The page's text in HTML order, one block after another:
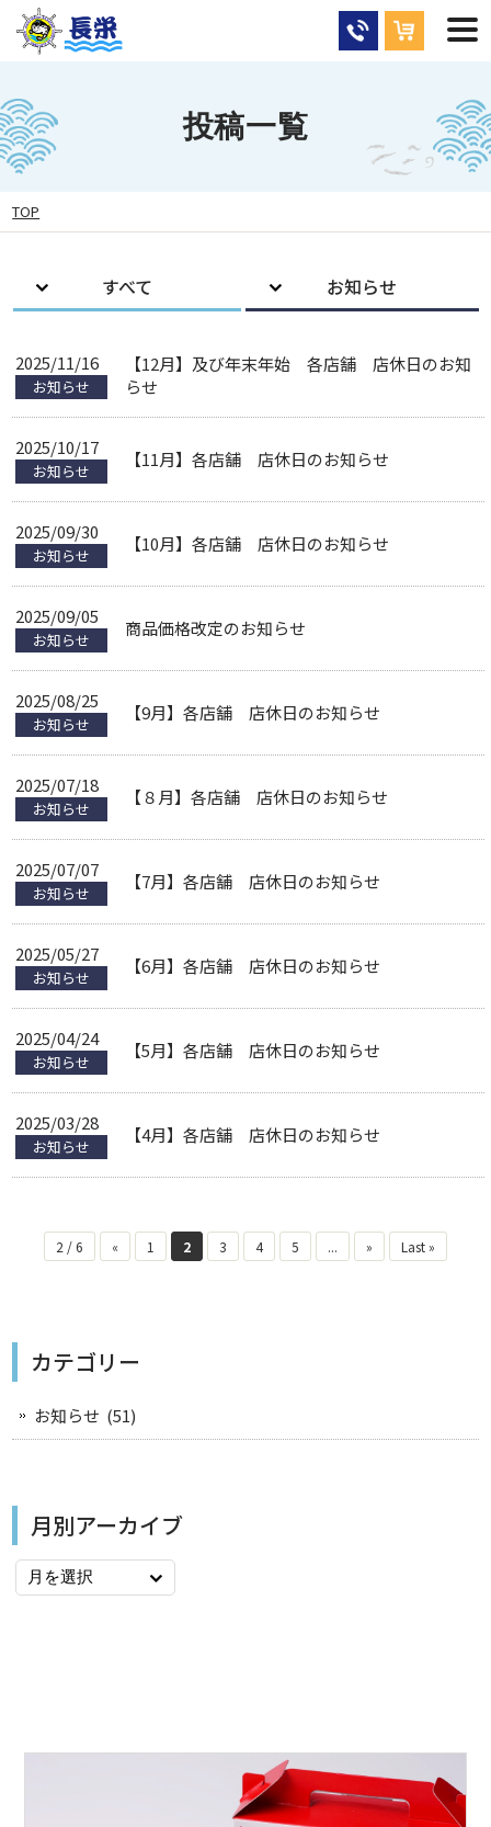
投稿一覧
TOP
すべて お知らせ
2025/11/16
お知らせ
【12月】及び年末年始 各店舗 店休日のお知
らせ
2025/10/17
お知らせ
【11月】各店舗 店休日のお知らせ
2025/09/30
お知らせ
【10月】各店舗 店休日のお知らせ
2025/09/05
お知らせ
商品価格改定のお知らせ
2025/08/25
お知らせ
【9月】各店舗 店休日のお知らせ
2025/07/18
お知らせ
【８月】各店舗 店休日のお知らせ
2025/07/07
お知らせ
【7月】各店舗 店休日のお知らせ
2025/05/27
お知らせ
【6月】各店舗 店休日のお知らせ
2025/04/24
お知らせ
【5月】各店舗 店休日のお知らせ
2025/03/28
お知らせ
【4月】各店舗 店休日のお知らせ
2 / 6 « 1 2 3 4 5 ... » Last »
カテゴリー
お知らせ (51)
月別アーカイブ